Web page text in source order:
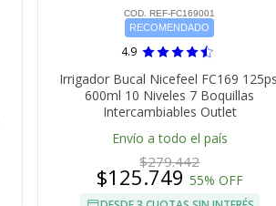
COD. REF-FC169001
RECOMENDADO
4.9
Irrigador Bucal Nicefeel FC169
600ml 10 Niveles 7 Boquillas
Intercambiables Outlet
Envío a todo el país
$279.442
$125.749 55% OFF